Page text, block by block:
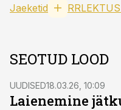
Jaeketid
SEOTUD LOOD
UUDISED18.03.26, 10:09
Laienemine